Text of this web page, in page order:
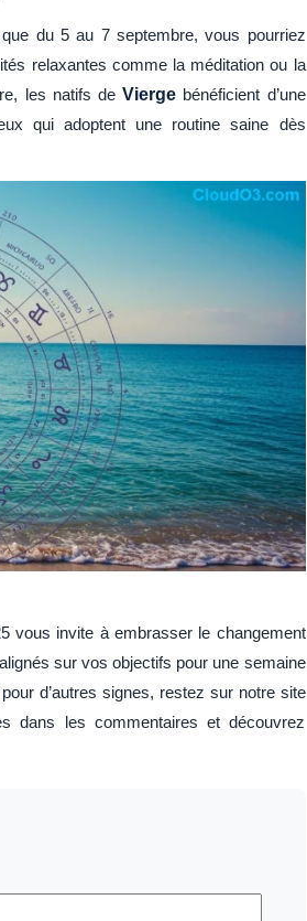
du 5 au 7 septembre, vous pourriez
relaxantes comme la méditation ou la
les natifs deVierge bénéficient d’une
qui adoptent une routine saine dès
vous invite à embrasser le changement
sur vos objectifs pour une semaine
d’autres signes, restez sur notre site
dans les commentaires et découvrez